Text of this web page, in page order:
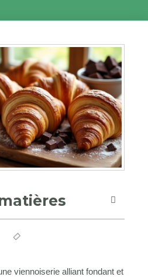
viennoiserie alliant fondant et